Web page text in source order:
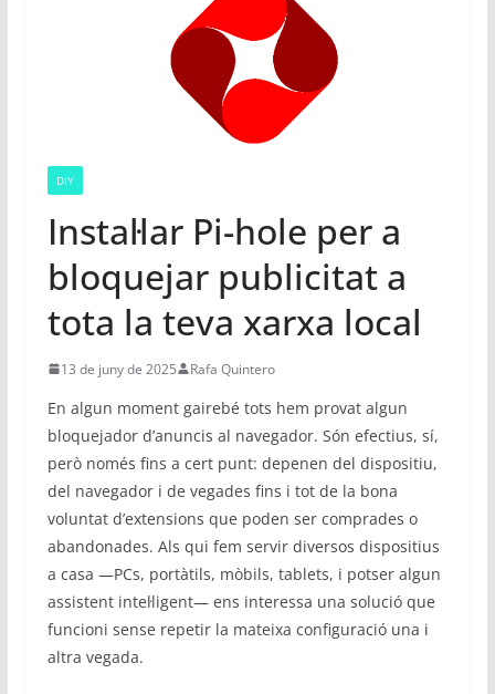
DIY
Instal·lar Pi-hole per a
bloquejar publicitat a
tota la teva xarxa local
13 de juny de 2025 Rafa Quintero
En algun moment gairebé tots hem provat algun
bloquejador d’anuncis al navegador. Són efectius, sí,
però només fins a cert punt: depenen del dispositiu,
del navegador i de vegades fins i tot de la bona
voluntat d’extensions que poden ser comprades o
abandonades. Als qui fem servir diversos dispositius
a casa —PCs, portàtils, mòbils, tablets, i potser algun
assistent intel·ligent— ens interessa una solució que
funcioni sense repetir la mateixa configuració una i
altra vegada.